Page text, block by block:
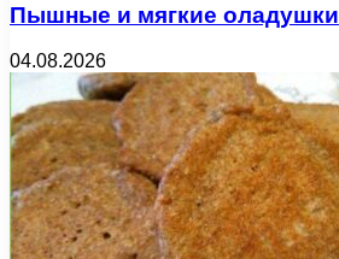
Пышные и мягкие оладушки
04.08.2026